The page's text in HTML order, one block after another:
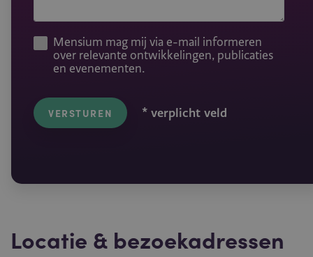
Mensium mag mij via e-mail informeren
over relevante ontwikkelingen, publicaties
en evenementen.
VERSTUREN * verplicht veld
Locatie & bezoekadressen